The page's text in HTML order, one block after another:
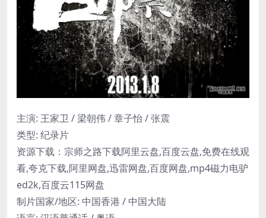
主演: 王家卫 / 梁朝伟 / 章子怡 / 张震
类型: 纪录片
资源下载：宗师之路下载阿里云盘,百度云盘,免费在线观
看,夸克下载,阿里网盘,迅雷网盘,百度网盘,mp4磁力电驴
ed2k,百度云115网盘
制片国家/地区: 中国香港 / 中国大陆